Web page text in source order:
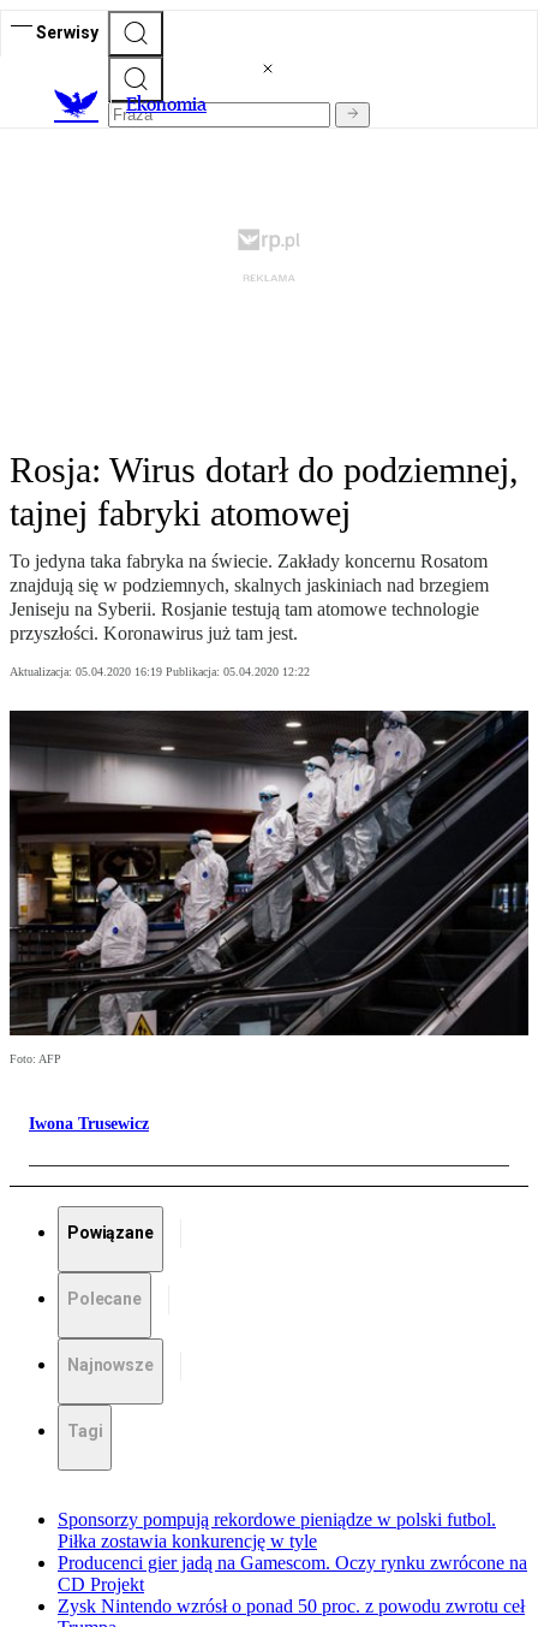
Serwisy
Ekonomia
Rosja: Wirus dotarł do podziemnej,
tajnej fabryki atomowej
To jedyna taka fabryka na świecie. Zakłady koncernu Rosatom
znajdują się w podziemnych, skalnych jaskiniach nad brzegiem
Jeniseju na Syberii. Rosjanie testują tam atomowe technologie
przyszłości. Koronawirus już tam jest.
Aktualizacja: 05.04.2020 16:19 Publikacja: 05.04.2020 12:22
Foto: AFP
Iwona Trusewicz
Powiązane
Polecane
Najnowsze
Tagi
Sponsorzy pompują rekordowe pieniądze w polski futbol.
Piłka zostawia konkurencję w tyle
Producenci gier jadą na Gamescom. Oczy rynku zwrócone na
CD Projekt
Zysk Nintendo wzrósł o ponad 50 proc. z powodu zwrotu ceł